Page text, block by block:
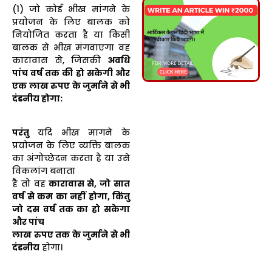
(1) जो कोई भीख मांगने के
प्रयोजन के लिए बालक को
नियोजित करता है या किसी
बालक से भीख मंगवाएगा वह
कारावास से, जिसकी अवधि
पांच वर्ष तक की हो सकेगी और
एक लाख रुपए के जुर्माने से भी
दंडनीय होगा:
परंतु यदि भीख मागने के
प्रयोजन के लिए व्यक्ति बालक
का अंगोच्छेदन करता है या उसे
विकलांग बनाता
है तो वहकारावास से, जो सात
वर्ष से कम का नहीं होगा, किंतु
जो दस वर्ष तक का हो सकेगा
और पांच
लाख रुपए तक के जुर्माने से भी
दंडनीय होगा।